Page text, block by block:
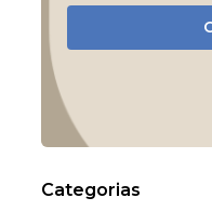
Categorias